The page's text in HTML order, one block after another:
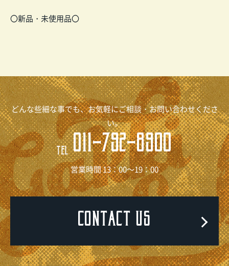
〇新品・未使用品〇
どんな些細な事でも、お気軽にご相談・お問い合わせくださ
い。
TEL 011-792-8900
営業時間 13：00～19：00
CONTACT US